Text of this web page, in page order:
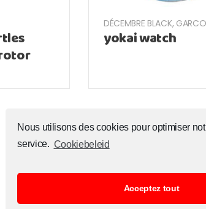
Nous utilisons des cookies pour optimiser
service. Cookiebeleid
Acceptez tout
DÉCEMBRE BLACK,
yokai watch